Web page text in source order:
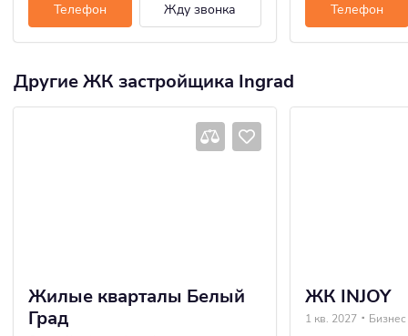
Телефон Жду звонка Телефон
Другие ЖК застройщика Ingrad
Жилые кварталы Белый
Град
ЖК INJOY
1 кв. 2027 Бизнес